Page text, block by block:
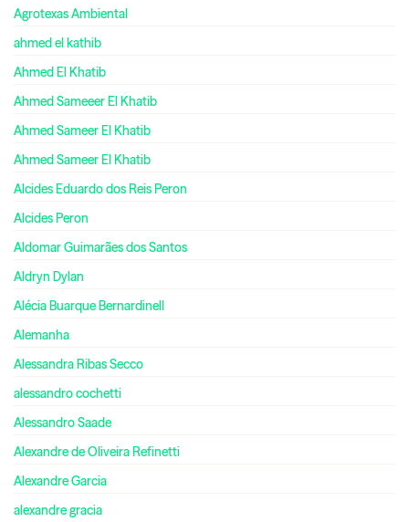
Agrotexas Ambiental
ahmed el kathib
Ahmed El Khatib
Ahmed Sameeer El Khatib
Ahmed Sameer El Khatib
Ahmed Sameer El Khatib
Alcides Eduardo dos Reis Peron
Alcides Peron
Aldomar Guimarães dos Santos
Aldryn Dylan
Alécia Buarque Bernardinell
Alemanha
Alessandra Ribas Secco
alessandro cochetti
Alessandro Saade
Alexandre de Oliveira Refinetti
Alexandre Garcia
alexandre gracia